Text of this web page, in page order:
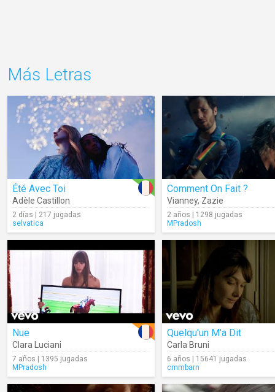
Más Letras
Été Avec Toi
Adèle Castillon
2 días | 217 jugadas
selvatica
Comment On Fait ?
Vianney, Zazie
2 años | 1298 jugadas
MPradosh
Nue
Clara Luciani
7 años | 1395 jugadas
MPradosh
Quelqu'un M'a Dit
Carla Bruni
6 años | 15641 jugadas
cmmbarn